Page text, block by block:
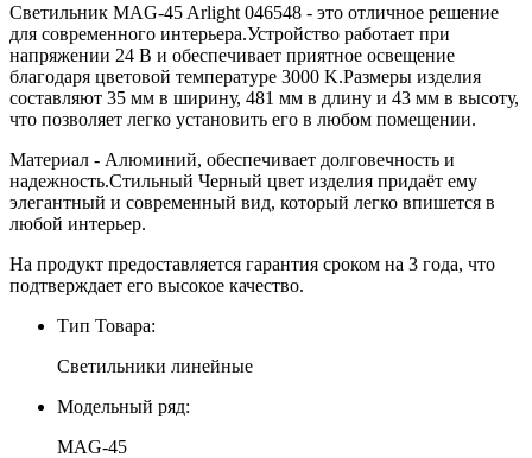
Светильник MAG-45 Arlight 046548 - это отличное решение
для современного интерьера.Устройство работает при
напряжении 24 В и обеспечивает приятное освещение
благодаря цветовой температуре 3000 K.Размеры изделия
составляют 35 мм в ширину, 481 мм в длину и 43 мм в высоту,
что позволяет легко установить его в любом помещении.
Материал - Алюминий, обеспечивает долговечность и
надежность.Стильный Черный цвет изделия придаёт ему
элегантный и современный вид, который легко впишется в
любой интерьер.
На продукт предоставляется гарантия сроком на 3 года, что
подтверждает его высокое качество.
Тип Товара:
Светильники линейные
Модельный ряд:
MAG-45